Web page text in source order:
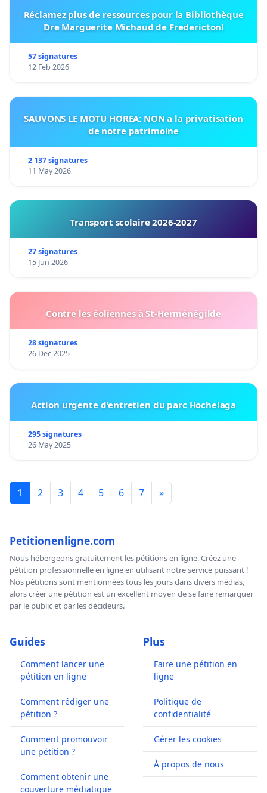
Réclamez plus de ressources pour la Bibliothèque
Dre Marguerite Michaud de Fredericton!
57 signatures
12 Feb 2026
SAUVONS LE MOTU HOREA: NON a la privatisation
de notre patrimoine
2 137 signatures
11 May 2026
Transport scolaire 2026-2027
27 signatures
15 Jun 2026
Contre les éoliennes à St-Herménégilde
28 signatures
26 Dec 2025
Action urgente d'entretien du parc Hochelaga
295 signatures
26 May 2025
1 2 3 4 5 6 7 »
Petitionenligne.com
Nous hébergeons gratuitement les pétitions en ligne. Créez une
pétition professionnelle en ligne en utilisant notre service puissant !
Nos pétitions sont mentionnées tous les jours dans divers médias,
alors créer une pétition est un excellent moyen de se faire remarquer
par le public et par les décideurs.
Guides
Comment lancer une
pétition en ligne
Comment rédiger une
pétition ?
Comment promouvoir
une pétition ?
Comment obtenir une
couverture médiatique
Plus
Faire une pétition en
ligne
Politique de
confidentialité
Gérer les cookies
À propos de nous